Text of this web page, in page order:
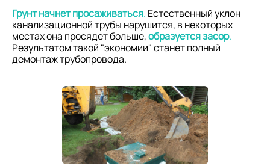
Грунт начнет просаживаться. Естественный уклон
канализационной трубы нарушится, в некоторых
местах она просядет больше,образуется засор.
Результатом такой "экономии" станет полный
демонтаж трубопровода.